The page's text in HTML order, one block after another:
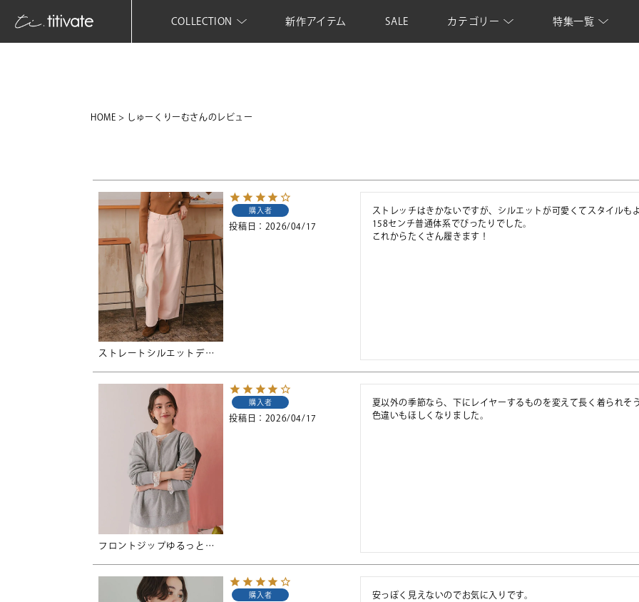
COLLECTION 新作アイテム SALE カテゴリー 特集一覧
HOME しゅーくりーむさんのレビュー
ストレートシルエットデニムパンツ
購入者
投稿日 2026/04/17
ストレッチはきかないですが、シルエットが可愛くてスタイルも
158センチ普通体系でぴったりでした。
これからたくさん履きます！
フロントジップゆるっとスウェットプルオーバー
購入者
投稿日 2026/04/17
夏以外の季節なら、下にレイヤーするものを変えて長く着られそ
色違いもほしくなりました。
購入者
安っぽく見えないのでお気に入りです。